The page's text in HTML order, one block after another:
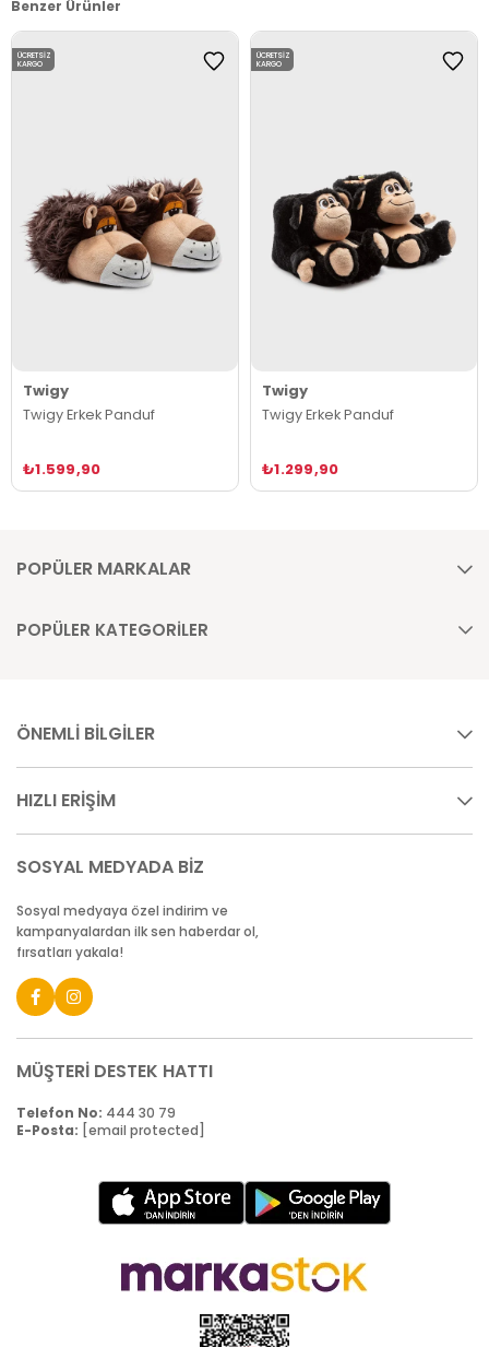
Benzer Ürünler
Twigy
Twigy Erkek Panduf
₺1.599,90
ÜCRETSIZ
KARGO
Twigy
Twigy Erkek Panduf
₺1.299,90
ÜCRETSIZ
KARGO
POPÜLER MARKALAR
POPÜLER KATEGORİLER
ÖNEMLİ BİLGİLER
HIZLI ERİŞİM
SOSYAL MEDYADA BİZ
Sosyal medyaya özel indirim ve
kampanyalardan ilk sen haberdar ol,
fırsatları yakala!
MÜŞTERİ DESTEK HATTI
Telefon No: 444 30 79
E-Posta: [email protected]